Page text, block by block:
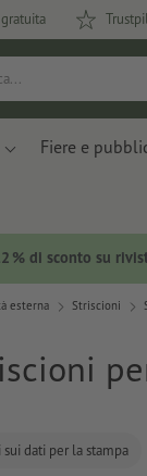
Fiere e
% di sconto su
esterna Striscioni
sui dati per la stampa